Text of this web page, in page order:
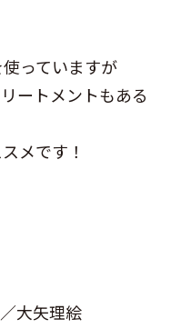
っていますが
ートメントもある
メです！
大矢理絵